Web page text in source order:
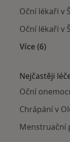
Oční lékaři v
Oční lékaři v
Více (6)
Nejčastěji
Oční
Chrápání v
Menstruační